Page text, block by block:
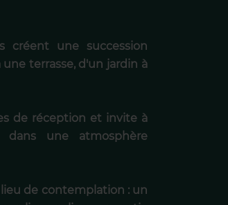
créent une succession
terrasse, d'un jardin à
de réception et invite à
une atmosphère
de contemplation : un